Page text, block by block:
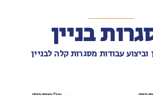
בניין
עבודות מסגרות קלה לבניין